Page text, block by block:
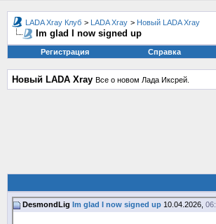
LADA Xray Клуб > LADA Xray > Новый LADA Xray
Im glad I now signed up
Регистрация Справка
Новый LADA Xray Все о новом Лада Иксрей.
DesmondLig Im glad I now signed up 10.04.2026,